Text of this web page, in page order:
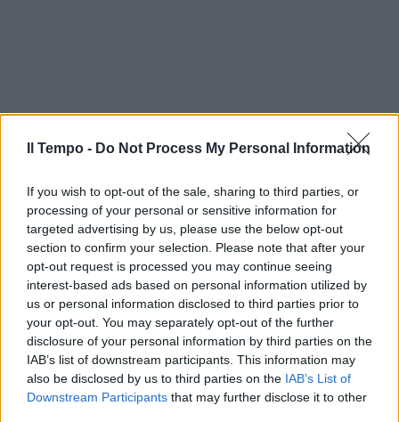
Il Tempo - Do Not Process My Personal Information
If you wish to opt-out of the sale, sharing to third parties, or
processing of your personal or sensitive information for
targeted advertising by us, please use the below opt-out
section to confirm your selection. Please note that after your
opt-out request is processed you may continue seeing
interest-based ads based on personal information utilized by
us or personal information disclosed to third parties prior to
your opt-out. You may separately opt-out of the further
disclosure of your personal information by third parties on the
IAB’s list of downstream participants. This information may
also be disclosed by us to third parties on the IAB’s List of
Downstream Participants that may further disclose it to other